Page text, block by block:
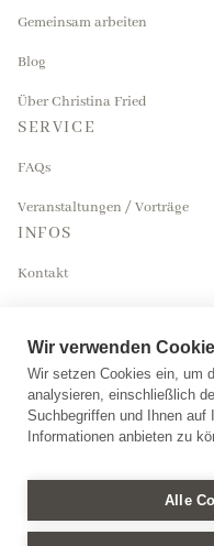
Wir verwenden
Wir setzen Cookies ein, um
analysieren, einschließlich
Suchbegriffen und Ihnen auf
Informationen anbieten zu
Alle
Gemeinsam arbeiten
Blog
Über Christina Fried
SERVICE
FAQs
Veranstaltungen / Vorträge
INFOS
Kontakt
Datenschutzerklärung
Mitglied des